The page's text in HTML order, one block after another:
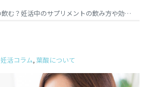
中のサプリメントの飲み方や効果的な飲むタイミングについて
妊活コラム, 葉酸について